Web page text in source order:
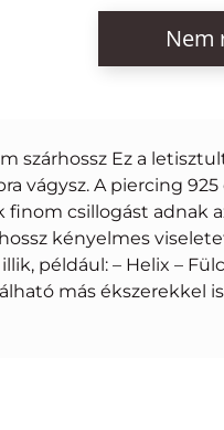
Nem
szárhossz Ez a
vágysz. A piercing
csillogást adnak
kényelmes
például: – Helix –
más ékszerekkel